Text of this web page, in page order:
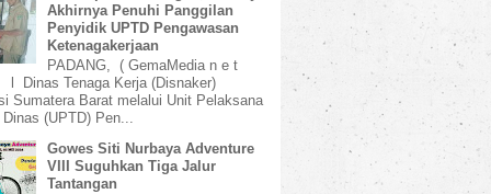
Akhirnya Penuhi Panggilan
Penyidik UPTD Pengawasan
Ketenagakerjaan
PADANG, ( GemaMedia n e t
Dinas Tenaga Kerja (Disnaker)
Sumatera Barat melalui Unit Pelaksana
(UPTD) Pen...
Gowes Siti Nurbaya Adventure
VIII Suguhkan Tiga Jalur
Tantangan